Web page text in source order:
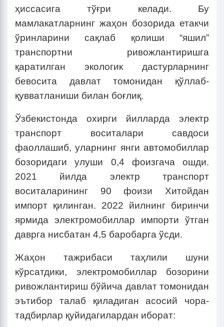
ҳиссасига тўғри келади. Бу
мамлакатларнинг жаҳон бозорида етакчи
ўринларини сақлаб қолиши “яшил”
транспортни ривожлантиришга
қаратилган экологик дастурларнинг
бевосита давлат томонидан қўллаб-
қувватланиши билан боғлиқ.
Ўзбекистонда охирги йилларда электр
транспорт воситалари савдоси
фаоллашиб, уларнинг янги автомобиллар
бозоридаги улуши 0,4 фоизгача ошди.
2021 йилда электр транспорт
воситаларининг 90 фоизи Хитойдан
импорт қилинган. 2022 йилнинг биринчи
ярмида электромобиллар импорти ўтган
даврга нисбатан 4,5 баробарга ўсди.
Жаҳон тажрибаси таҳлили шуни
кўрсатдики, электромобиллар бозорини
ривожлантириш бўйича давлат томонидан
эътибор талаб қиладиган асосий чора-
тадбирлар қуйидагилардан иборат: